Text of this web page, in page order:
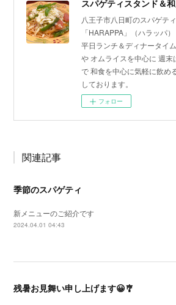
八王子市八日町のスパゲテ
「HARAPPA」（ハラッパ
平日ランチ＆ディナータイ
や オムライスを中心に 週
で 和食を中心に気軽に飲め
しております。
フォロー
関連記事
季節のスパゲティ
新メニューのご紹介です
2024.04.01 04:43
残暑お見舞い申し上げます😀🎐